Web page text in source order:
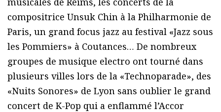
compositrice Unsuk Chin à la Philharmonie de
Paris, un grand focus jazz au festival «Jazz sous
les Pommiers» à Coutances… De nombreux
groupes de musique electro ont tourné dans
plusieurs villes lors de la «Technoparade», des
«Nuits Sonores» de Lyon sans oublier le grand
concert de K-Pop qui a enflammé l’Accor